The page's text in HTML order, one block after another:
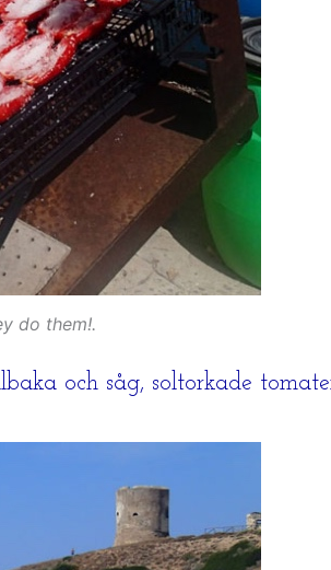
do them!.
och såg, soltorkade